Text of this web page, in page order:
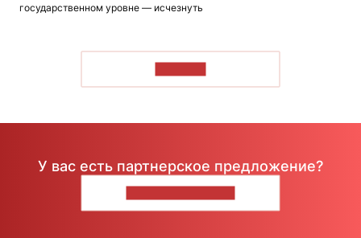
государственном уровне — исчезнуть
У вас есть партнерское предложение?